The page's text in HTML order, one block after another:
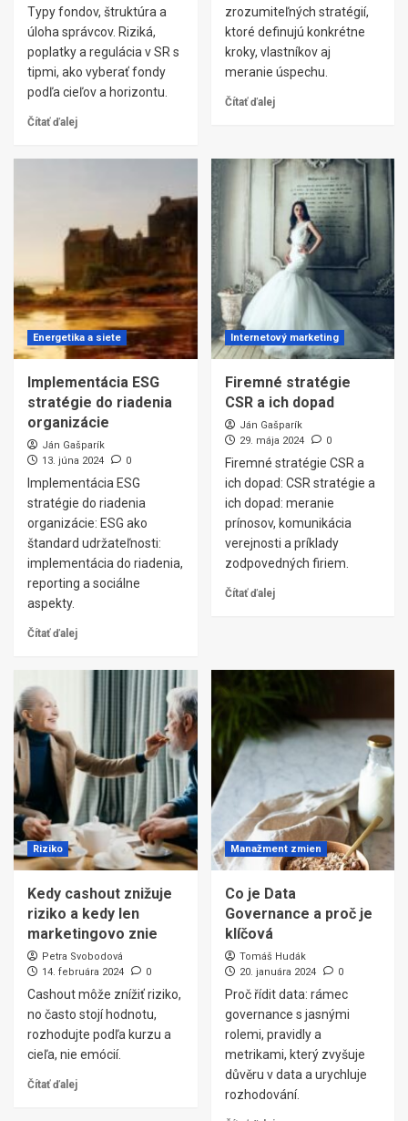
Typy fondov, štruktúra a
úloha správcov. Riziká,
poplatky a regulácia v SR s
tipmi, ako vyberať fondy
podľa cieľov a horizontu.
Čítať ďalej
zrozumiteľných stratégií,
ktoré definujú konkrétne
kroky, vlastníkov aj
meranie úspechu.
Čítať ďalej
Energetika a siete
Implementácia ESG
stratégie do riadenia
organizácie
Ján Gašparík
13. júna 2024
0
Implementácia ESG
stratégie do riadenia
organizácie: ESG ako
štandard udržateľnosti:
implementácia do riadenia,
reporting a sociálne
aspekty.
Čítať ďalej
Internetový marketing
Firemné stratégie
CSR a ich dopad
Ján Gašparík
29. mája 2024
0
Firemné stratégie CSR a
ich dopad: CSR stratégie a
ich dopad: meranie
prínosov, komunikácia
verejnosti a príklady
zodpovedných firiem.
Čítať ďalej
Riziko
Kedy cashout znižuje
riziko a kedy len
marketingovo znie
Petra Svobodová
14. februára 2024
0
Cashout môže znížiť riziko,
no často stojí hodnotu,
rozhodujte podľa kurzu a
cieľa, nie emócií.
Čítať ďalej
Manažment zmien
Co je Data
Governance a proč je
klíčová
Tomáš Hudák
20. januára 2024
0
Proč řídit data: rámec
governance s jasnými
rolemi, pravidly a
metrikami, který zvyšuje
důvěru v data a urychluje
rozhodování.